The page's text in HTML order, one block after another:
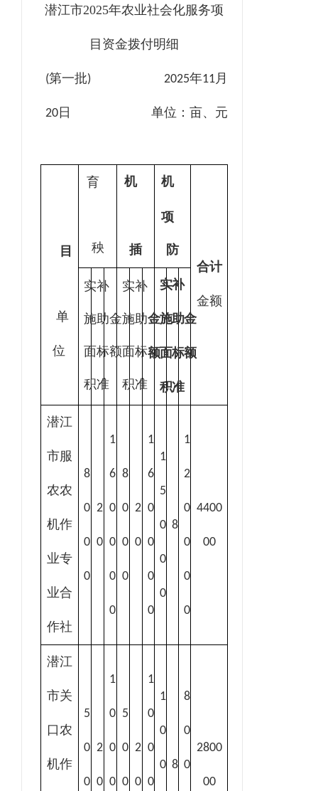
潜江市2025年农业社会化服务项
目资金拨付明细
(第一批) 2025年11月
20 日 单位：亩、元
项
目
单
位
育
秧
机
插
机
防
合计
金额
实
施
面
积
补
助
标
准
金
额
实
施
面
积
补
助
标
准
金
额
实
施
面
积
补
助
标
准
金
额
潜江
市服
农农
机作
业专
业合
作社
8
0
0
0
2
0
1
6
0
0
0
0
8
0
0
0
2
0
1
6
0
0
0
0
1
5
0
0
0
8
1
2
0
0
0
0
4400
00
潜江
市关
口农
机作
5
0
0
2
0
1
0
0
0
5
0
0
2
0
1
0
0
0
1
0
0 8
8
0
0
2800
00